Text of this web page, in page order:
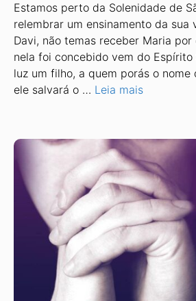
Estamos perto da Solenidade de
relembrar um ensinamento da sua
Davi, não temas receber Maria
nela foi concebido vem do Espírito
luz um filho, a quem porás o nome
ele salvará o … Leia mais